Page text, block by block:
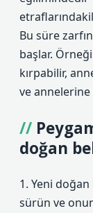
Bu süre
başlar.
kırpabilir,
ve
doğan
1. Yeni
sürün ve